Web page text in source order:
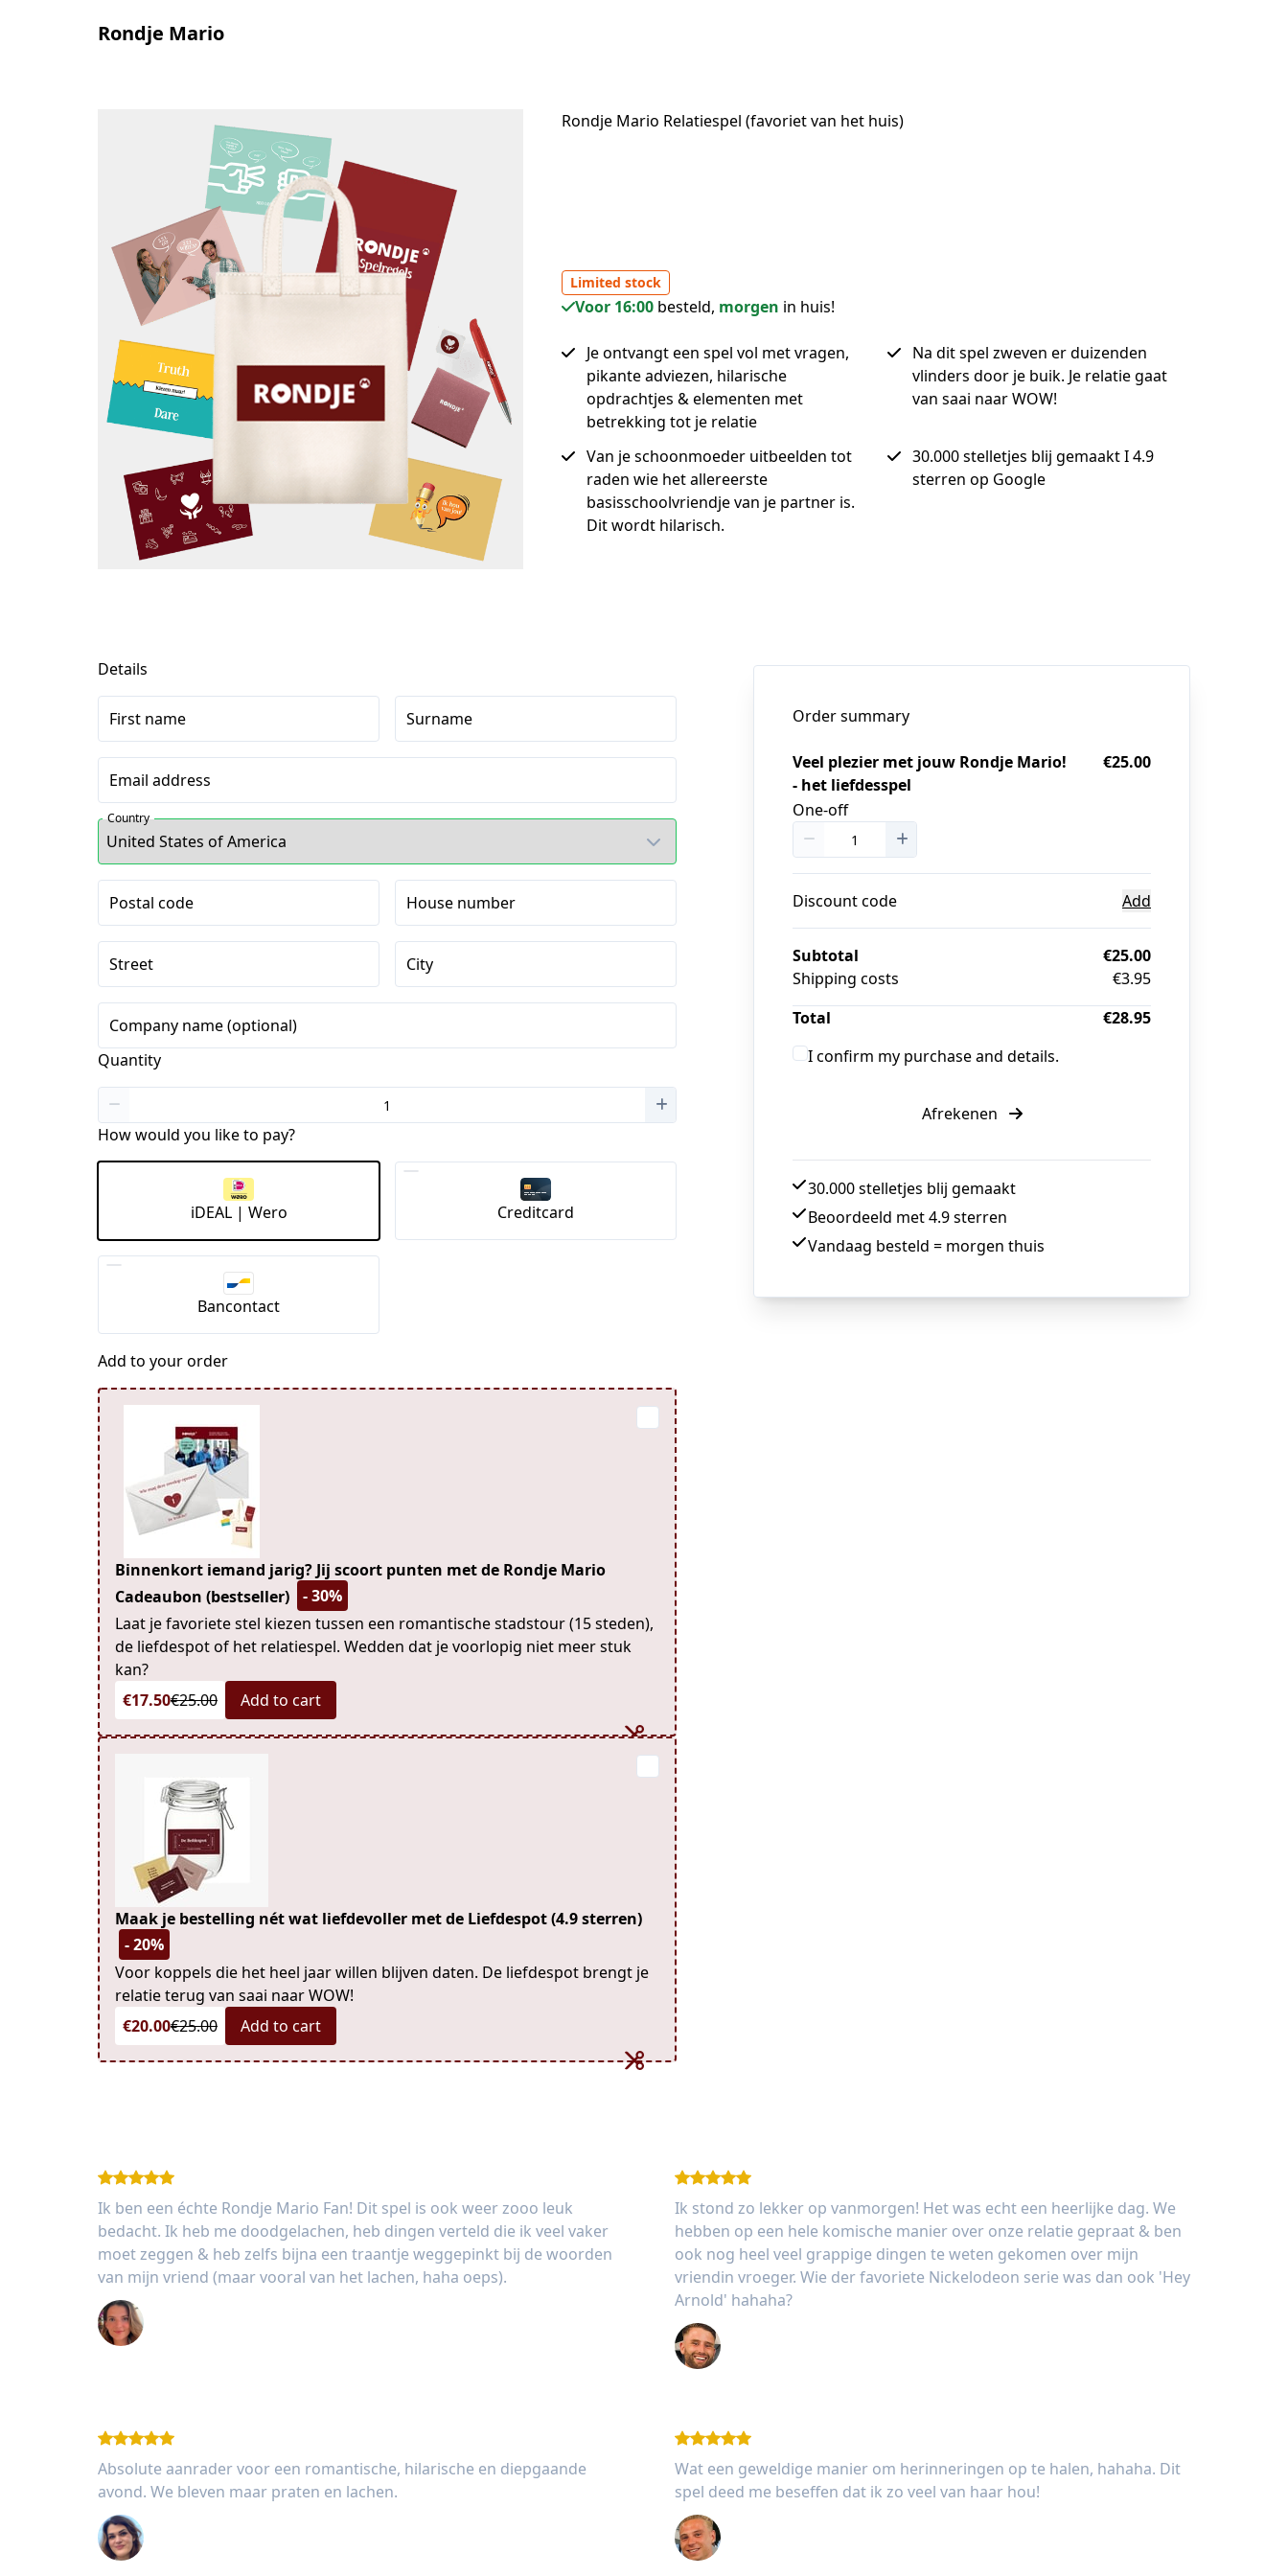
Rondje Mario
Rondje Mario Relatiespel (favoriet van het huis)
Limited stock
Voor 16:00 besteld, morgen in huis!
Je ontvangt een spel vol met vragen,
pikante adviezen, hilarische
opdrachtjes & elementen met
betrekking tot je relatie
Na dit spel zweven er duizenden
vlinders door je buik. Je relatie gaat
van saai naar WOW!
Van je schoonmoeder uitbeelden tot
raden wie het allereerste
basisschoolvriendje van je partner is.
Dit wordt hilarisch.
30.000 stelletjes blij gemaakt I 4.9
sterren op Google
Details
First name Surname
Email address
Country
Postal code House number
Street City
Company name (optional)
Quantity
How would you like to pay?
iDEAL | Wero Creditcard
Bancontact
Add to your order
Binnenkort iemand jarig? Jij scoort punten met de Rondje Mario
Cadeaubon (bestseller)
- 30%
Laat je favoriete stel kiezen tussen een romantische stadstour (15 steden),
de liefdespot of het relatiespel. Wedden dat je voorlopig niet meer stuk
kan?
€17.50€25.00 Add to cart
Maak je bestelling nét wat liefdevoller met de Liefdespot (4.9 sterren)
- 20%
Voor koppels die het heel jaar willen blijven daten. De liefdespot brengt je
relatie terug van saai naar WOW!
€20.00€25.00 Add to cart
Order summary
Veel plezier met jouw Rondje Mario!
- het liefdesspel
One-off
€25.00
Discount code Add
Subtotal
€25.00
Shipping costs
€3.95
Total
€28.95
I confirm my purchase and details.
Afrekenen
30.000 stelletjes blij gemaakt
Beoordeeld met 4.9 sterren
Vandaag besteld = morgen thuis
Ik ben een échte Rondje Mario Fan! Dit spel is ook weer zooo leuk
bedacht. Ik heb me doodgelachen, heb dingen verteld die ik veel vaker
moet zeggen & heb zelfs bijna een traantje weggepinkt bij de woorden
van mijn vriend (maar vooral van het lachen, haha oeps).
Ik stond zo lekker op vanmorgen! Het was echt een heerlijke dag. We
hebben op een hele komische manier over onze relatie gepraat & ben
ook nog heel veel grappige dingen te weten gekomen over mijn
vriendin vroeger. Wie der favoriete Nickelodeon serie was dan ook 'Hey
Arnold' hahaha?
Absolute aanrader voor een romantische, hilarische en diepgaande
avond. We bleven maar praten en lachen.
Wat een geweldige manier om herinneringen op te halen, hahaha. Dit
spel deed me beseffen dat ik zo veel van haar hou!